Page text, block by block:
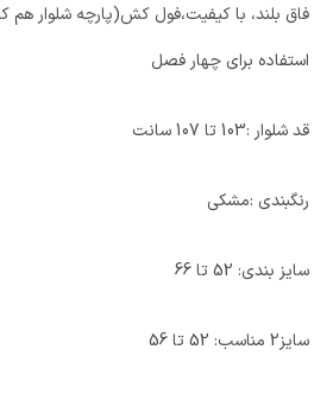
فاق بلند، با کیفیت،فول کش(پارچه شلوار هم
استفاده برای چهار فصل
قد شلوار :103 تا 107 سانت
رنگبندی :مشکی
سایز بندی: 52 تا 66
سایز2 مناسب: 52 تا 56